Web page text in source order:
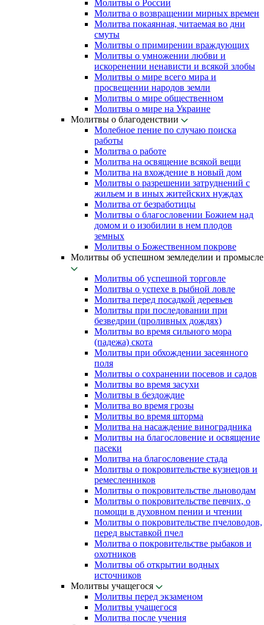
Молитвы о России
Молитва о возвращении мирных времен
Молитва покаянная, читаемая во дни
смуты
Молитвы о примирении враждующих
Молитвы о умножении любви и
искоренении ненависти и всякой злобы
Молитвы о мире всего мира и
просвещении народов земли
Молитвы о мире общественном
Молитвы о мире на Украине
Молитвы о благоденствии
Молебное пение по случаю поиска
работы
Молитва о работе
Молитва на освящение всякой вещи
Молитва на вхождение в новый дом
Молитвы о разрешении затруднений с
жильем и в иных житейских нуждах
Молитва от безработицы
Молитвы о благословении Божием над
домом и о изобилии в нем плодов
земных
Молитвы о Божественном покрове
Молитвы об успешном земледелии и промысле
Молитвы об успешной торговле
Молитвы о успехе в рыбной ловле
Молитва перед посадкой деревьев
Молитвы при последовании при
безведрии (проливных дождях)
Молитвы во время сильного мора
(падежа) скота
Молитвы при обхождении засеянного
поля
Молитвы о сохранении посевов и садов
Молитвы во время засухи
Молитвы в бездождие
Молитва во время грозы
Молитвы во время шторма
Молитва на насаждение виноградника
Молитвы на благословение и освящение
пасеки
Молитва на благословение стада
Молитвы о покровительстве кузнецов и
ремесленников
Молитвы о покровительстве льноводам
Молитвы о покровительстве певчих, о
помощи в духовном пении и чтении
Молитвы о покровительстве пчеловодов,
перед выставкой пчел
Молитва о покровительстве рыбаков и
охотников
Молитвы об открытии водных
источников
Молитвы учащегося
Молитвы перед экзаменом
Молитвы учащегося
Молитва после учения